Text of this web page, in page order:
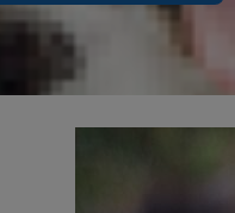
Existen una
bien estos
en la opción